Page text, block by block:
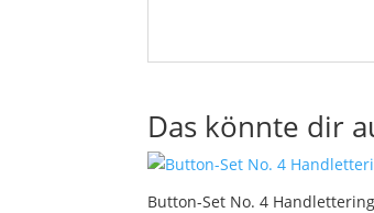
Das könnte dir
Button-Set No. 4 Handlettering